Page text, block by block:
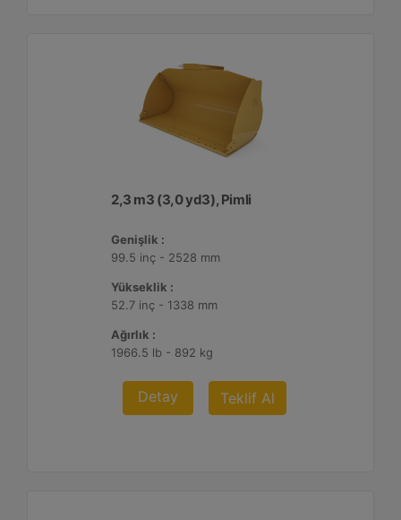
2,3 m3 (3,0 yd3), Pimli
Genişlik :
99.5 inç - 2528 mm
Yükseklik :
52.7 inç - 1338 mm
Ağırlık :
1966.5 lb - 892 kg
Detay Teklif Al